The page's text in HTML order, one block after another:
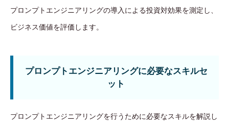
プロンプトエンジニアリングの導入による投資対効果を測定し、
ビジネス価値を評価します。
プロンプトエンジニアリングに必要なスキルセ
ット
プロンプトエンジニアリングを行うために必要なスキルを解説し